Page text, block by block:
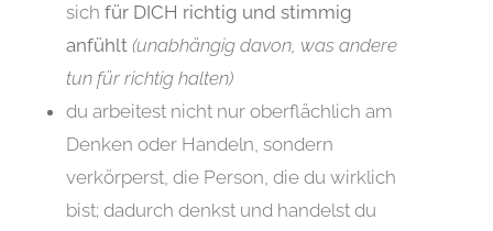
sich für DICH richtig und stimmig
anfühlt (unabhängig davon, was andere
tun für richtig halten)
du arbeitest nicht nur oberflächlich am
Denken oder Handeln, sondern
verkörperst, die Person, die du wirklich
bist; dadurch denkst und handelst du